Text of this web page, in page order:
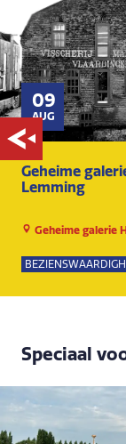
09
AUG
Geheime
Lemming
Geheime galerie
Speciaal